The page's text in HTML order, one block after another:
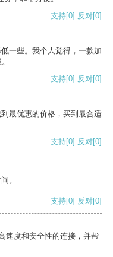
支持[0] 反对[0]
一些。我个人觉得，一款加
支持[0] 反对[0]
最优惠的价格，买到最合适
支持[0] 反对[0]
。
支持[0] 反对[0]
速度和安全性的连接，并帮